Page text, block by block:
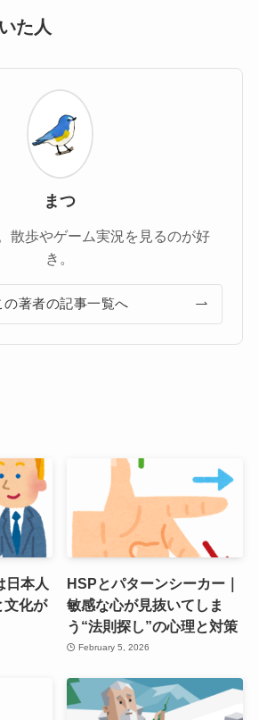
た人
まつ
散歩やゲーム実況を見るのが好
き。
の著者の記事一覧へ
日本人
文化が
HSPとパターンシーカー｜
敏感な心が見抜いてしま
う“法則探し”の心理と対策
February 5, 2026